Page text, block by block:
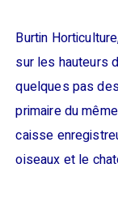
Burtin
sur les hauteurs
quelques pas
primaire du
caisse
oiseaux et le